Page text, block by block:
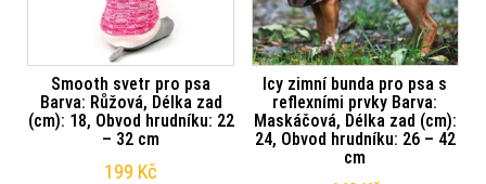
Smooth svetr pro psa
Barva: Růžová, Délka zad
(cm): 18, Obvod hrudníku: 22
– 32 cm
199 Kč
Icy zimní bunda pro psa s
reflexními prvky Barva:
Maskáčová, Délka zad (cm):
24, Obvod hrudníku: 26 – 42
cm